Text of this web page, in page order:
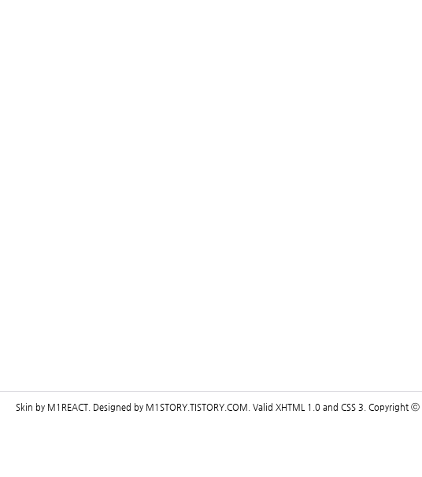
Skin by M1REACT. Designed by M1STORY.TISTORY.COM . Valid XHTML 1.0 and CSS 3 . Copyright ⓒ